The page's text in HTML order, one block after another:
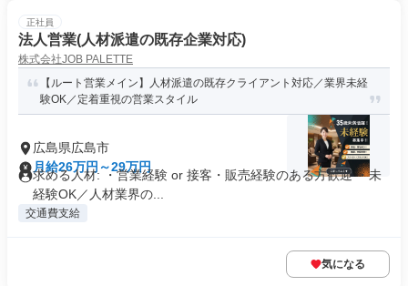
正社員
法人営業(人材派遣の既存企業対応)
株式会社JOB PALETTE
【ルート営業メイン】人材派遣の既存クライアント対応／業界未経
験OK／定着重視の営業スタイル
広島県広島市
月給26万円～29万円
求める人材: ・営業経験 or 接客・販売経験のある方歓迎 ・未
経験OK／人材業界の...
交通費支給
気になる